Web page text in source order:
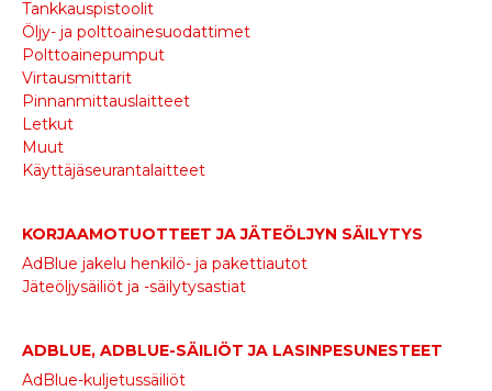
Tankkauspistoolit
Öljy- ja polttoainesuodattimet
Polttoainepumput
Virtausmittarit
Pinnanmittauslaitteet
Letkut
Muut
Käyttäjäseurantalaitteet
KORJAAMOTUOTTEET JA JÄTEÖLJYN SÄILYTYS
AdBlue jakelu henkilö- ja pakettiautot
Jäteöljysäiliöt ja -säilytysastiat
ADBLUE, ADBLUE-SÄILIÖT JA LASINPESUNESTEET
AdBlue-kuljetussäiliöt